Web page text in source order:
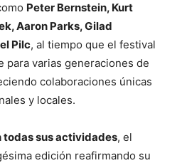
Peter Bernstein, Kurt
Aaron Parks, Gilad
Pilc, al tiempo que el festival
para varias generaciones de
colaboraciones únicas
y locales.
sus actividades, el
edición reafirmando su